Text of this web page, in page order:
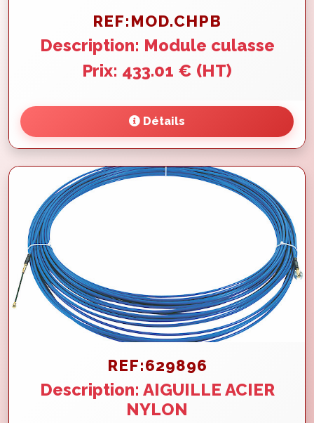
REF:MOD.CHPB
Description: Module culasse
Prix: 433.01 € (HT)
Détails
REF:629896
Description: AIGUILLE ACIER
NYLON